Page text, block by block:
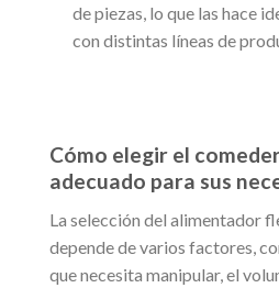
de piezas, lo que las hace
con distintas líneas de
Cómo elegir el
adecuado para sus
La selección del alimentador
depende de varios factores,
que necesita manipular, el